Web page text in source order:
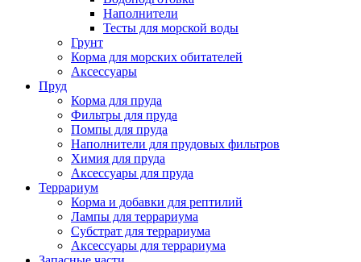
Наполнители
Тесты для морской воды
Грунт
Корма для морских обитателей
Аксессуары
Пруд
Корма для пруда
Фильтры для пруда
Помпы для пруда
Наполнители для прудовых фильтров
Химия для пруда
Аксессуары для пруда
Террариум
Корма и добавки для рептилий
Лампы для террариума
Субстрат для террариума
Аксессуары для террариума